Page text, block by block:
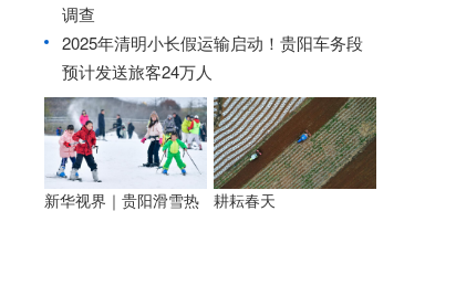
调查
2025年清明小长假运输启动！贵阳车务段
预计发送旅客24万人
新华视界｜贵阳滑雪热 耕耘春天